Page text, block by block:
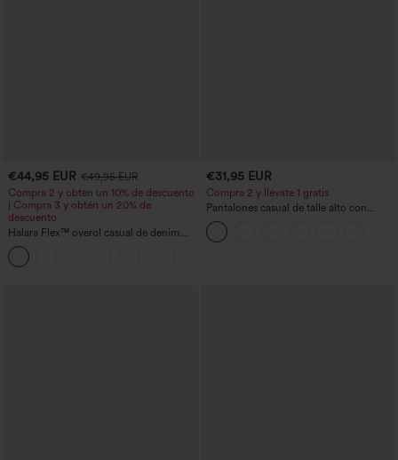
€44,95 EUR €49,95 EUR
Compra 2 y obtén un 10% de descuento
| Compra 3 y obtén un 20% de
descuento
Halara Flex™ overol casual de denim
lavado con escote en V y bolsillos
€31,95 EUR
Compra 2 y llévate 1 gratis
Pantalones casual de talle alto con
cordón, pernera ancha, en mezcla de
lino y con bolsillos